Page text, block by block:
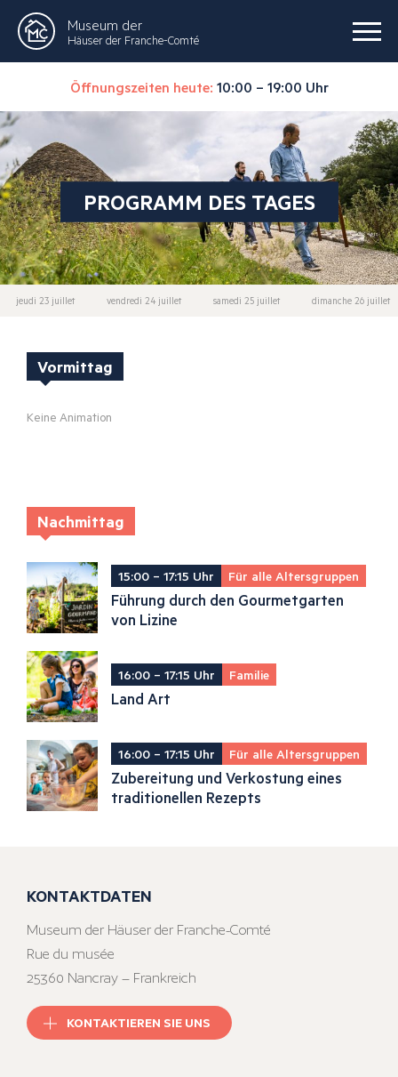
Museum der
Häuser der Franche-Comté
Öffnungszeiten heute: 10:00 – 19:00 Uhr
PROGRAMM DES TAGES
jeudi 23 juillet vendredi 24 juillet samedi 25 juillet dimanche 26 juillet
Vormittag
Keine Animation
Nachmittag
15:00 – 17:15 Uhr Für alle Altersgruppen
Führung durch den Gourmetgarten
von Lizine
16:00 – 17:15 Uhr Familie
Land Art
16:00 – 17:15 Uhr Für alle Altersgruppen
Zubereitung und Verkostung eines
traditionellen Rezepts
KONTAKTDATEN
Museum der Häuser der Franche-Comté
Rue du musée
25360 Nancray – Frankreich
KONTAKTIEREN SIE UNS